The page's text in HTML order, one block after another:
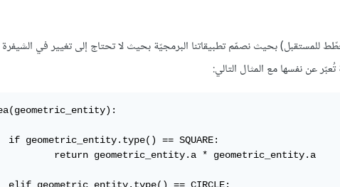
للمستقبل) بحيث نصمّم تطبيقاتنا البرمجيّة بحيث لا تحتاج إلى تغيير في الشيفرة
عن نفسها مع المثال التالي: